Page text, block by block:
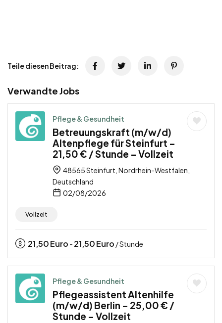
Teile diesen Beitrag:
Verwandte Jobs
Pflege & Gesundheit
Betreuungskraft (m/w/d)
Altenpflege für Steinfurt –
21,50 € / Stunde – Vollzeit
48565 Steinfurt, Nordrhein-Westfalen,
Deutschland
02/08/2026
Vollzeit
21,50Euro - 21,50Euro / Stunde
Pflege & Gesundheit
Pflegeassistent Altenhilfe
(m/w/d) Berlin – 25,00 € /
Stunde – Vollzeit